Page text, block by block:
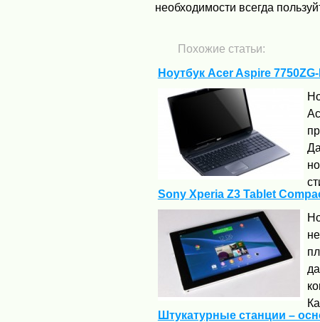
необходимости всегда
Похожие статьи:
Ноутбук Acer Aspire
Sony Xperia Z3 Tablet
Штукатурные станции –